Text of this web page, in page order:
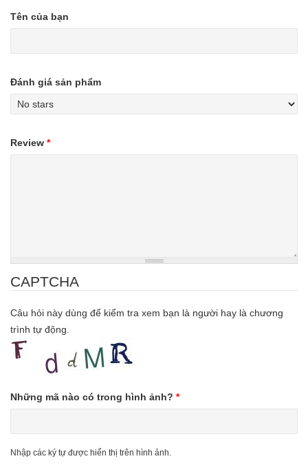
Tên của bạn
Đánh giá sản phẩm
Review *
CAPTCHA
Câu hỏi này dùng để kiểm tra xem bạn là người hay là chương
trình tự động.
Những mã nào có trong hình ảnh? *
Nhập các ký tự được hiển thị trên hình ảnh.